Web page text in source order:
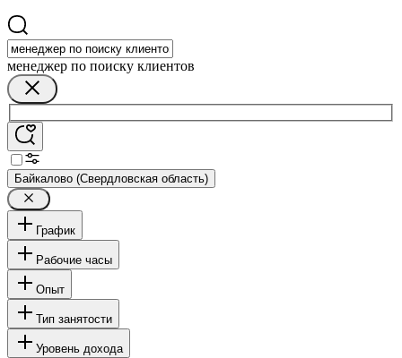
менеджер по поиску клиентов
Байкалово (Свердловская область)
График
Рабочие часы
Опыт
Тип занятости
Уровень дохода